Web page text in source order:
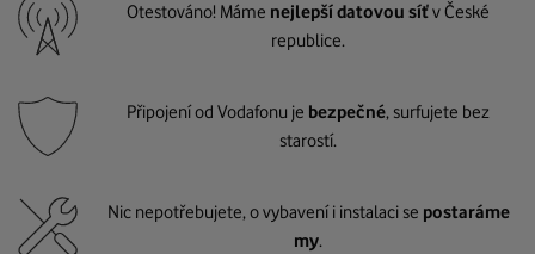
Otestováno! Máme nejlepší datovou síťv České
republice.
Připojení od Vodafonu je bezpečné, surfujete bez
starostí.
Nic nepotřebujete, o vybavení i instalaci se postaráme
my.